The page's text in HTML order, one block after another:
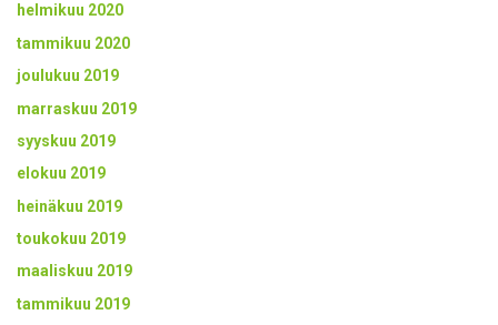
helmikuu 2020
tammikuu 2020
joulukuu 2019
marraskuu 2019
syyskuu 2019
elokuu 2019
heinäkuu 2019
toukokuu 2019
maaliskuu 2019
tammikuu 2019